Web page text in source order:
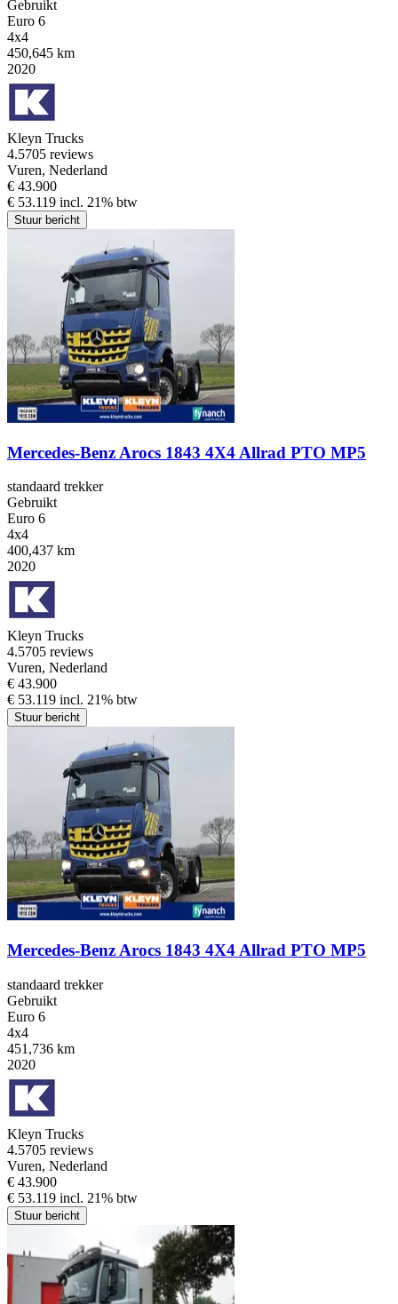
Gebruikt
Euro 6
4x4
450,645 km
2020
Kleyn Trucks
4.5705 reviews
Vuren, Nederland
€ 43.900
€ 53.119 incl. 21% btw
Stuur bericht
Mercedes-Benz Arocs 1843 4X4 Allrad PTO MP5
standaard trekker
Gebruikt
Euro 6
4x4
400,437 km
2020
Kleyn Trucks
4.5705 reviews
Vuren, Nederland
€ 43.900
€ 53.119 incl. 21% btw
Stuur bericht
Mercedes-Benz Arocs 1843 4X4 Allrad PTO MP5
standaard trekker
Gebruikt
Euro 6
4x4
451,736 km
2020
Kleyn Trucks
4.5705 reviews
Vuren, Nederland
€ 43.900
€ 53.119 incl. 21% btw
Stuur bericht